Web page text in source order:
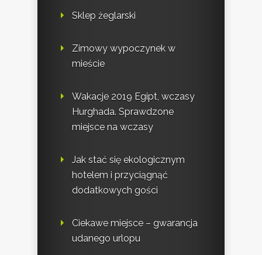
Sklep żeglarski
Zimowy wypoczynek w
mieście
Wakacje 2019 Egipt, wczasy
Hurghada. Sprawdzone
miejsce na wczasy
Jak stać się ekologicznym
hotelem i przyciągnąć
dodatkowych gości
Ciekawe miejsce – gwarancja
udanego urlopu